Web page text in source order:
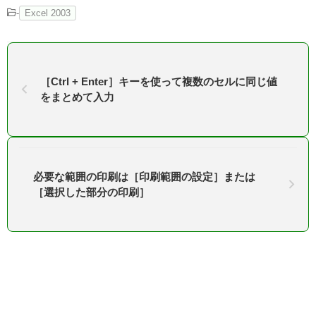
- Excel 2003
［Ctrl + Enter］キーを使って複数のセルに同じ値
をまとめて入力
必要な範囲の印刷は［印刷範囲の設定］または
［選択した部分の印刷］